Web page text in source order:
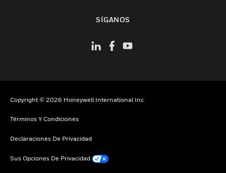
SÍGANOS
Copyright © 2026 Honeywell International Inc
Términos Y Condiciones
Declaraciones De Privacidad
Sus Opciones De Privacidad